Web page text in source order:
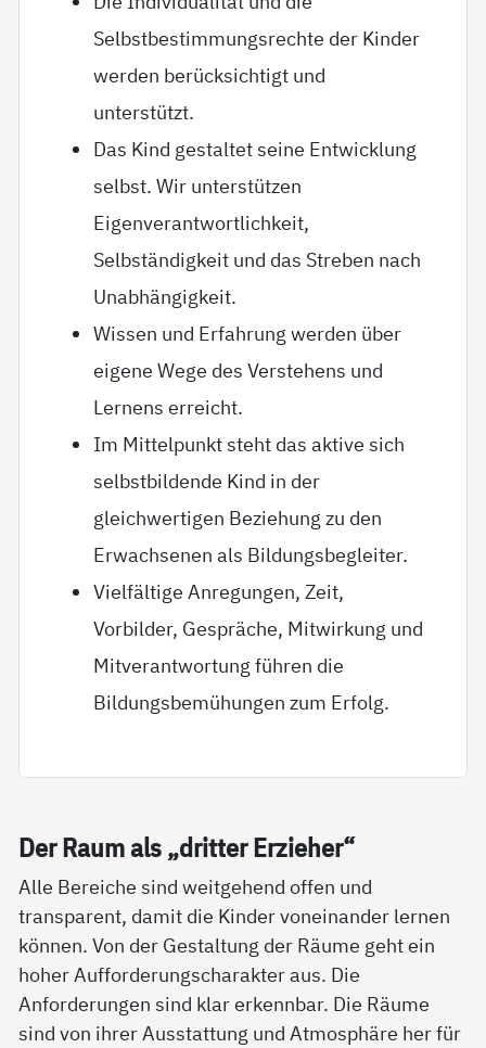
Selbstbestimmungsrechte der Kinder
werden berücksichtigt und
unterstützt.
Das Kind gestaltet seine Entwicklung
selbst. Wir unterstützen
Eigenverantwortlichkeit,
Selbständigkeit und das Streben nach
Unabhängigkeit.
Wissen und Erfahrung werden über
eigene Wege des Verstehens und
Lernens erreicht.
Im Mittelpunkt steht das aktive sich
selbstbildende Kind in der
gleichwertigen Beziehung zu den
Erwachsenen als Bildungsbegleiter.
Vielfältige Anregungen, Zeit,
Vorbilder, Gespräche, Mitwirkung und
Mitverantwortung führen die
Bildungsbemühungen zum Erfolg.
Der Raum als „drit­ter Er­zie­her“
Alle Bereiche sind weitgehend offen und
transparent, damit die Kinder voneinander lernen
können. Von der Gestaltung der Räume geht ein
hoher Aufforderungscharakter aus. Die
Anforderungen sind klar erkennbar. Die Räume
sind von ihrer Ausstattung und Atmosphäre her für